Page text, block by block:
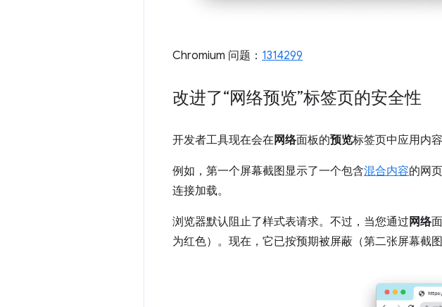
Chromium 问题： 1314299
改进了“网络预览”标签页的安全性
开发者工具现在会在 网络面板的预览标签页中应用内
例如，第一个屏幕截图显示了一个包含混合内容的网
连接加载。
浏览器默认阻止了样式表请求。不过，当您通过 网络
为红色）。现在，它已按预期被屏蔽（第二张屏幕截图